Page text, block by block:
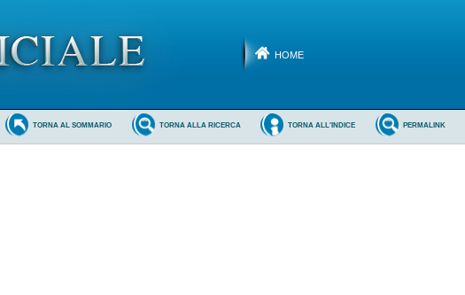
HOME
PERMALINK
TORNA ALL'INDICE
TORNA ALLA RICERCA
TORNA AL SOMMARIO